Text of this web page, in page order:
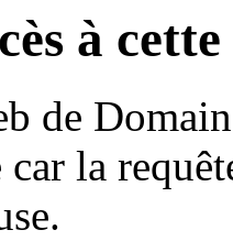
à
de
car la